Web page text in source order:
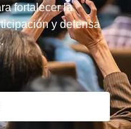
fortalecer la
y defensa